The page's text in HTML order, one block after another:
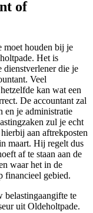
of
moet houden bij je
Het is
dienstverlener die je
Veel
kan wat een
De accountant zal
en je administratie
zul je echt
aan aftrekposten
maart. Hij regelt dus
af te staan aan de
waar het in de
financieel gebied.
belastingaangifte te
uit Oldeholtpade.